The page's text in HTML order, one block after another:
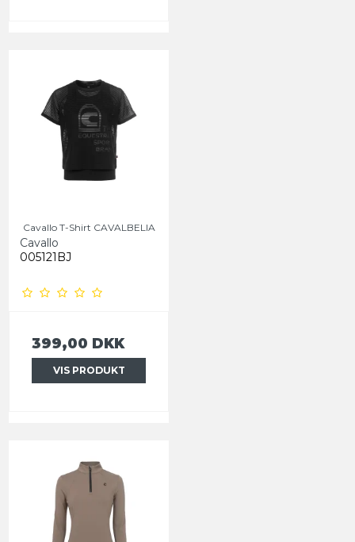
Cavallo T-Shirt CAVALBELIA
Cavallo
005121BJ
399,00 DKK
VIS PRODUKT